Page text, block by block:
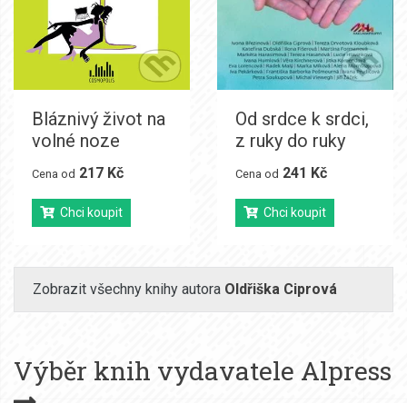
Bláznivý život na
volné noze
Cena od 217 Kč
Chci koupit
Od srdce k srdci,
z ruky do ruky
Cena od 241 Kč
Chci koupit
Zobrazit všechny knihy autora Oldřiška Ciprová
Výběr knih vydavatele Alpress